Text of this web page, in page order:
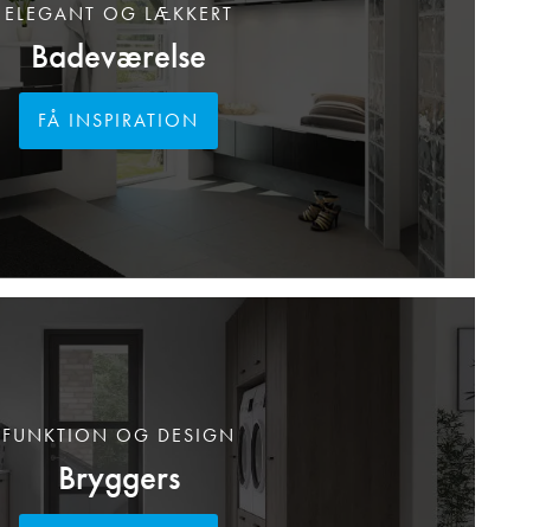
Badeværelse
ELEGANT OG LÆKKERT
FÅ INSPIRATION
Bryggers
FUNKTION OG DESIGN